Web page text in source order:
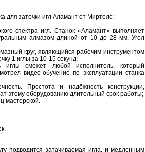
для заточки игл Аламант от Миртелс:
спектра игл. Станок «Аламант» выполняет
алмазом длиной от 10 до 28 мм. Угол
круг, являющийся рабочим инструментом
1 иглы за 10-15 секунд;
иглы сможет любой исполнитель, который
видео-обучение по эксплуатации станка
Простота и надёжность конструкции,
этому оборудованию длительный срок работы;
мастерской.
подводится затачиваемая игла, и медленным